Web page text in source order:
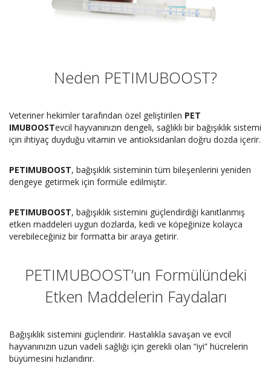
Neden PETIMUBOOST?
Veteriner hekimler tarafından özel geliştirilen PET
IMUBOOSTevcil hayvanınızın dengeli, sağlıklı bir bağışıklık sistemi
için ihtiyaç duyduğu vitamin ve antioksidanları doğru dozda içerir.
PETIMUBOOST, bağışıklık sisteminin tüm bileşenlerini yeniden
dengeye getirmek için formüle edilmiştir.
PETIMUBOOST, bağışıklık sistemini güçlendirdiği kanıtlanmış
etken maddeleri uygun dozlarda, kedi ve köpeğinize kolayca
verebileceğiniz bir formatta bir araya getirir.
PETIMUBOOST’un Formülündeki
Etken Maddelerin Faydaları
Bağışıklık sistemini güçlendirir. Hastalıkla savaşan ve evcil
hayvanınızın uzun vadeli sağlığı için gerekli olan “iyi” hücrelerin
büyümesini hızlandırır.